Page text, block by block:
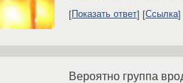
Показать ответ Ссылка
Вероятно группа